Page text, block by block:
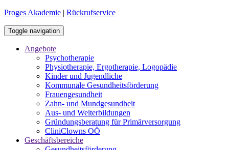
Proges Akademie | Rückrufservice
Toggle navigation
Angebote
Psychotherapie
Physiotherapie, Ergotherapie, Logopädie
Kinder und Jugendliche
Kommunale Gesundheitsförderung
Frauengesundheit
Zahn- und Mundgesundheit
Aus- und Weiterbildungen
Gründungsberatung für Primärversorgung
CliniClowns OÖ
Geschäftsbereiche